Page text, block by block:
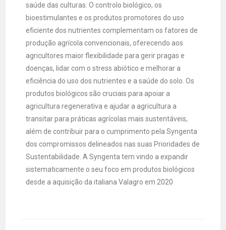
saúde das culturas. O controlo biológico, os
bioestimulantes e os produtos promotores do uso
eficiente dos nutrientes complementam os fatores de
produção agrícola convencionais, oferecendo aos
agricultores maior flexibilidade para gerir pragas e
doenças, lidar com o stress abiótico e melhorar a
eficiência do uso dos nutrientes e a saúde do solo. Os
produtos biológicos são cruciais para apoiar a
agricultura regenerativa e ajudar a agricultura a
transitar para práticas agrícolas mais sustentáveis,
além de contribuir para o cumprimento pela Syngenta
dos compromissos delineados nas suas Prioridades de
Sustentabilidade. A Syngenta tem vindo a expandir
sistematicamente o seu foco em produtos biológicos
desde a aquisição da italiana Valagro em 2020